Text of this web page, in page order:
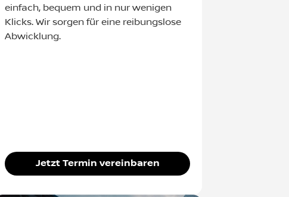
einfach, bequem und in nur wenigen
Klicks. Wir sorgen für eine reibungslose
Abwicklung.
Jetzt Termin vereinbaren